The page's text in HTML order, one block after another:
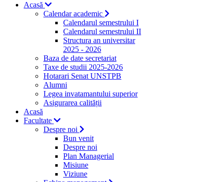
Acasă
Calendar academic
Calendarul semestrului I
Calendarul semestrului II
Structura an universitar
2025 - 2026
Baza de date secretariat
Taxe de studii 2025-2026
Hotarari Senat UNSTPB
Alumni
Legea invatamantului superior
Asigurarea calității
Acasă
Facultate
Despre noi
Bun venit
Despre noi
Plan Managerial
Misiune
Viziune